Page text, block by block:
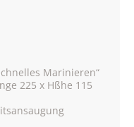
Marinieren“
225 x Hßhe 115